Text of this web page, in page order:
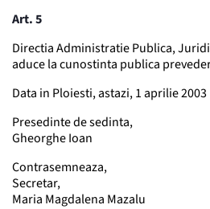
Art. 5
Directia Administratie Publica,
aduce la cunostinta publica
Data in Ploiesti, astazi, 1 aprilie 2003
Presedinte de sedinta,
Gheorghe Ioan
Contrasemneaza,
Secretar,
Maria Magdalena Mazalu